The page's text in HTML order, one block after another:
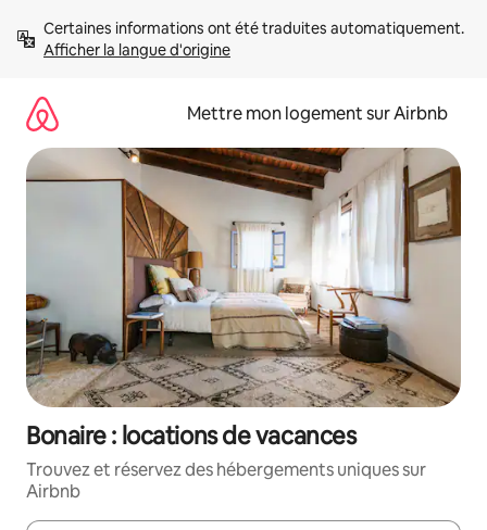
directement
Afficher la langue d'origine
Mettre mon logement sur Airbnb
Bonaire : locations de vacances
Trouvez et réservez des hébergements uniques sur
Airbnb